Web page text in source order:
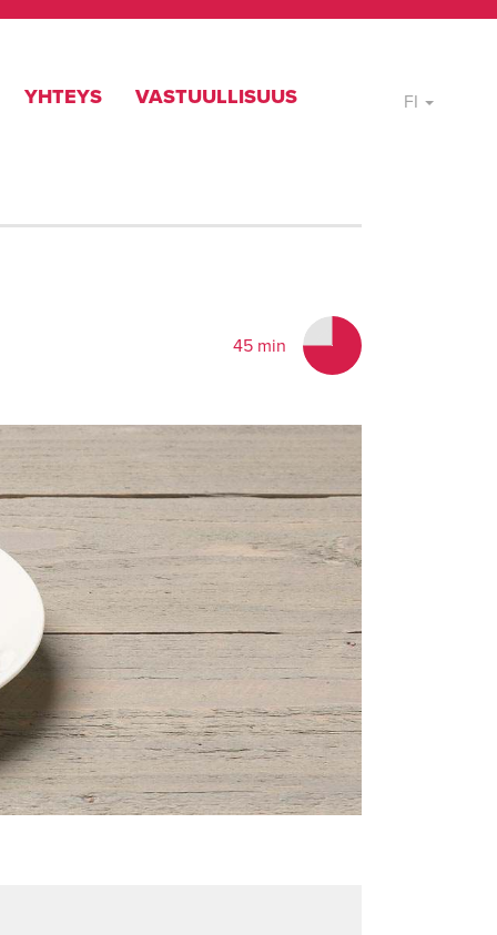
YHTEYS VASTUULLISUUS FI
45 min